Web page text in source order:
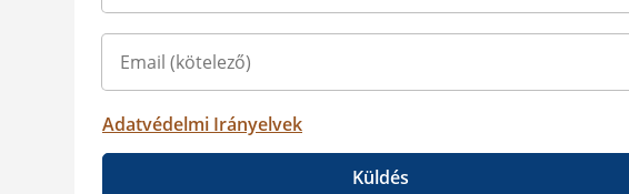
Adatvédelmi Irányelvek
Küldés